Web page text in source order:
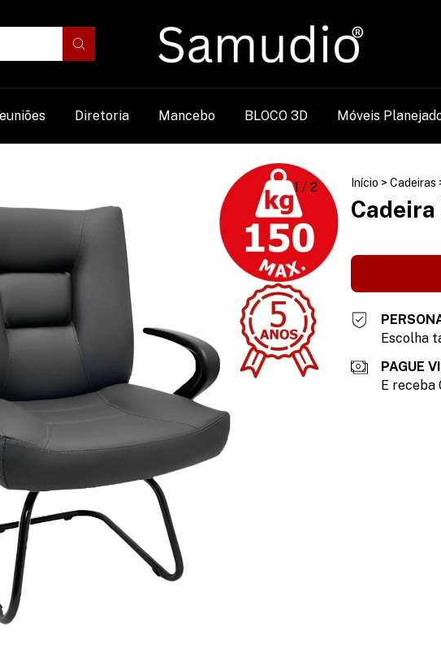
Diretoria Mancebo BLOCO 3D Móveis
1 / 2 Início > Cadeiras
Cadeira
Escolha
PAGUE
E receba